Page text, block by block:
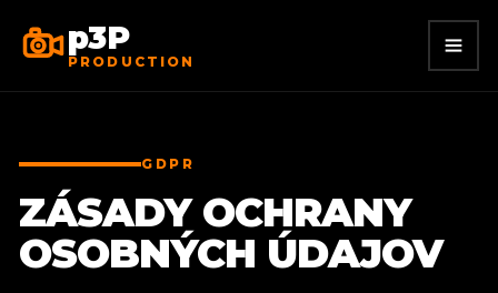
p3P
PRODUCTION
GDPR
ZÁSADY OCHRANY
OSOBNÝCH ÚDAJOV